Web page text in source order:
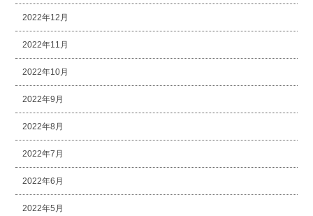
2022年12月
2022年11月
2022年10月
2022年9月
2022年8月
2022年7月
2022年6月
2022年5月